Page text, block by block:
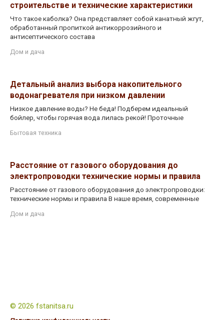
строительстве и технические характеристики
Что такое каболка? Она представляет собой канатный жгут,
обработанный пропиткой антикоррозийного и
антисептического состава
Дом и дача
Детальный анализ выбора накопительного
водонагревателя при низком давлении
Низкое давление воды? Не беда! Подберем идеальный
бойлер, чтобы горячая вода лилась рекой! Проточные
Бытовая техника
Расстояние от газового оборудования до
электропроводки технические нормы и правила
Расстояние от газового оборудования до электропроводки:
технические нормы и правила В наше время, современные
Дом и дача
© 2026 fstanitsa.ru